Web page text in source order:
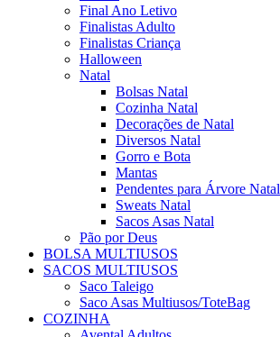
Final Ano Letivo
Finalistas Adulto
Finalistas Criança
Halloween
Natal
Bolsas Natal
Cozinha Natal
Decorações de Natal
Diversos Natal
Gorro e Bota
Mantas
Pendentes para Árvore Natal
Sweats Natal
Sacos Asas Natal
Pão por Deus
BOLSA MULTIUSOS
SACOS MULTIUSOS
Saco Taleigo
Saco Asas Multiusos/ToteBag
COZINHA